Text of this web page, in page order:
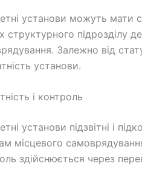
установи можуть мати
структурного підрозділу
Залежно від
установи.
і контроль
установи підзвітні і
місцевого
здійснюється через